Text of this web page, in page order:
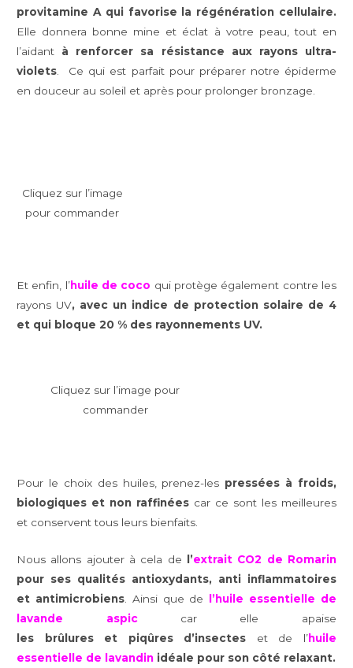
provitamine A qui favorise la régénération cellulaire.
Elle donnera bonne mine et éclat à votre peau, tout en
l’aidant à renforcer sa résistance aux rayons ultra-
violets. Ce qui est parfait pour préparer notre épiderme
en douceur au soleil et après pour prolonger bronzage.
Cliquez sur l’image
pour commander
Et enfin, l’huile de coco qui protège également contre les
rayons UV, avec un indice de protection solaire de 4
et qui bloque 20 % des rayonnements UV.
Cliquez sur l’image pour
commander
Pour le choix des huiles, prenez-les pressées à froids,
biologiques et non raffinées car ce sont les meilleures
et conservent tous leurs bienfaits.
Nous allons ajouter à cela de l’extrait CO2 de Romarin
pour ses qualités antioxydants, anti inflammatoires
et antimicrobiens. Ainsi que de l’huile essentielle de
lavande aspiccar elle apaise
les brûlures et piqûres d’insectes et de l’huile
essentielle de lavandin idéale pour son côté relaxant.